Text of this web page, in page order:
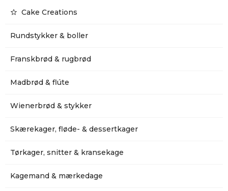
Cake Creations
Rundstykker & boller
Franskbrød & rugbrød
Madbrød & flúte
Wienerbrød & stykker
Skærekager, fløde- & dessertkager
Tørkager, snitter & kransekage
Kagemand & mærkedage